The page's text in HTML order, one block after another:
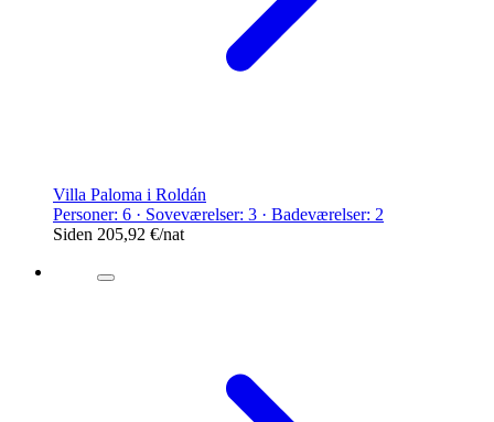
Villa Paloma i Roldán
Personer: 6 · Soveværelser: 3 · Badeværelser: 2
Siden 205,92 €/nat